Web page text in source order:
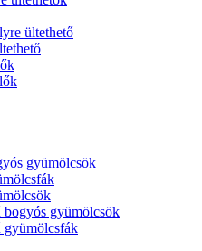
ültethető
gyümölcsök
bogyós gyümölcsök
gyümölcsfák